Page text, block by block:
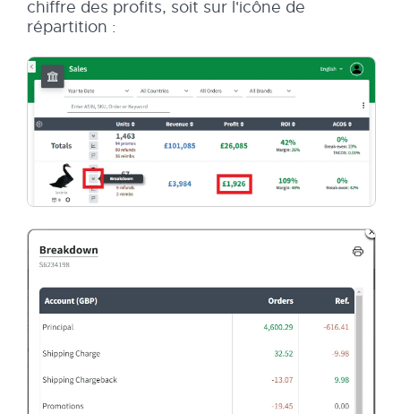
chiffre des profits, soit sur l'icône de
répartition :